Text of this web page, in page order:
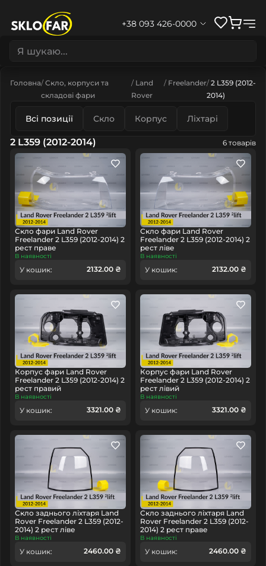
+38 093 426-0000
Головна Скло, корпуси та
складові фари
Land
Rover
Freelander 2 L359 (2012-
2014)
Всі позиції Скло Корпус Ліхтарі
2 L359 (2012-2014) 6 товарів
Скло фари Land Rover
Freelander 2 L359 (2012-2014) 2
рест праве
В наявності
У кошик: 2132.00 ₴
Скло фари Land Rover
Freelander 2 L359 (2012-2014) 2
рест ліве
В наявності
У кошик: 2132.00 ₴
Корпус фари Land Rover
Freelander 2 L359 (2012-2014) 2
рест правий
В наявності
У кошик: 3321.00 ₴
Корпус фари Land Rover
Freelander 2 L359 (2012-2014) 2
рест лівий
В наявності
У кошик: 3321.00 ₴
Скло заднього ліхтаря Land
Rover Freelander 2 L359 (2012-
2014) 2 рест ліве
В наявності
У кошик: 2460.00 ₴
Скло заднього ліхтаря Land
Rover Freelander 2 L359 (2012-
2014) 2 рест праве
В наявності
У кошик: 2460.00 ₴